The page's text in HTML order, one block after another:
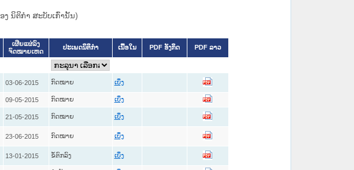
ນິຕິກໍາ ສະບັບເກົ່ານັ້ນ)
ເຜີຍແຜ່ລົງ
ຈົດໝາຍເຫດ
ປະເພດນິຕິກຳ ເນື້ອໃນ PDF ອັງກິດ PDF ລາວ
03-06-2015 ກົດໝາຍ ເບິ່ງ
09-05-2015 ກົດໝາຍ ເບິ່ງ
21-05-2015 ກົດໝາຍ ເບິ່ງ
23-06-2015 ກົດໝາຍ ເບິ່ງ
13-01-2015 ຂໍ້ຕົກລົງ ເບິ່ງ